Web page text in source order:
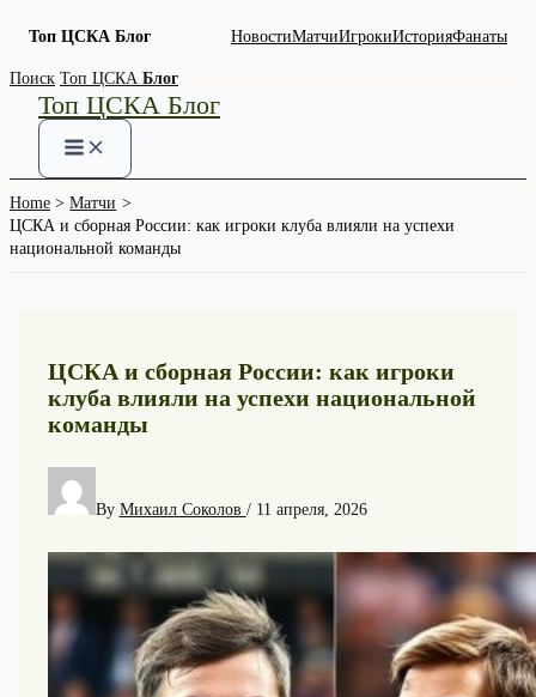
Топ ЦСКА Блог НовостиМатчиИгрокиИсторияФанаты
Skip
content
Поиск Топ ЦСКА Блог
Топ ЦСКА Блог
Home
Матчи
ЦСКА и сборная России: как игроки клуба влияли на успехи
национальной команды
ЦСКА и сборная России: как игроки
клуба влияли на успехи национальной
команды
By Михаил Соколов / 11 апреля, 2026